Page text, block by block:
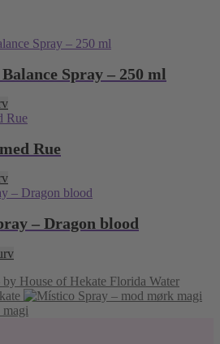
Spray – 250 ml
Rue
– Dragon blood
Florida Water